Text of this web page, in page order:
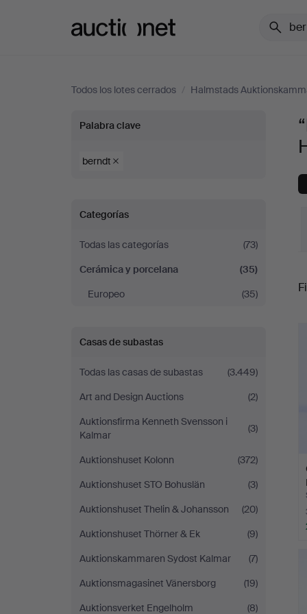
Todos los lotes cerrados / Halmstads
“berndt”
en
y
porcelana
en
Palabra clave
berndt
Categorías
Todas las categorías
(73)
Cerámica y porcelana
(35)
Europeo
(35)
Casas de subastas
Todas las casas de subastas
(3.449)
Art and Design Auctions
(2)
Auktionsfirma Kenneth Svensson i
Kalmar
(3)
Auktionshuset Kolonn
(372)
Auktionshuset STO Bohuslän
(3)
Auktionshuset Thelin & Johansson
(20)
Auktionshuset Thörner & Ek
(9)
Auktionskammaren Sydost Kalmar
(7)
Auktionsmagasinet Vänersborg
(19)
Auktionsverket Engelholm
(8)